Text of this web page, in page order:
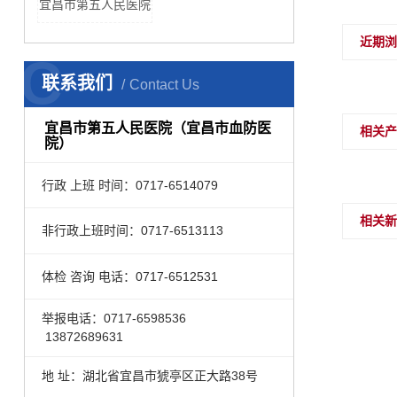
宜昌市第五人民医院
联系我们 Contact Us
C
宜昌市第五人民医院（宜昌市血防医
院）
行政 上班 时间：0717-6514079
非行政上班时间：0717-6513113
体检 咨询 电话：0717-6512531
举报电话：0717-6598536
13872689631
地 址：湖北省宜昌市猇亭区正大路38号
近期浏
相关
相关